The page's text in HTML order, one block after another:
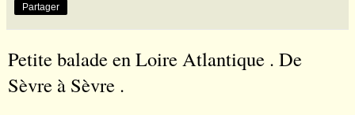
Partager
Petite balade en Loire Atlantique . De
Sèvre à Sèvre .